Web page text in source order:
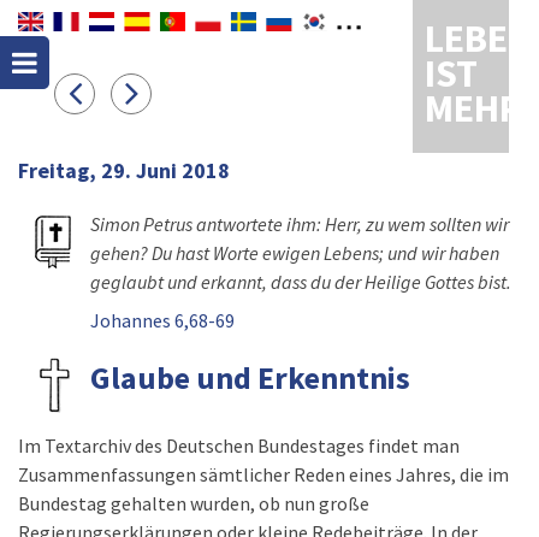
LEBEN
IST
MEHR
Freitag, 29. Juni 2018
Simon Petrus antwortete ihm: Herr, zu wem sollten wir
gehen? Du hast Worte ewigen Lebens; und wir haben
geglaubt und erkannt, dass du der Heilige Gottes bist.
Johannes 6,68-69
Glaube und Erkenntnis
Im Textarchiv des Deutschen Bundestages findet man
Zusammenfassungen sämtlicher Reden eines Jahres, die im
Bundestag gehalten wurden, ob nun große
Regierungserklärungen oder kleine Redebeiträge. In der